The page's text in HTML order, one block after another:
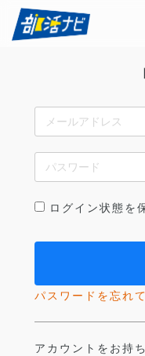
ログイン状態を
パスワードを忘れ
アカウントをお持